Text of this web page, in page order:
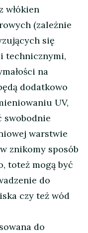
włókien
(zależnie
się
technicznymi,
na
dodatkowo
UV,
swobodnie
warstwie
znikomy sposób
toteż mogą być
do
czy też wód
do